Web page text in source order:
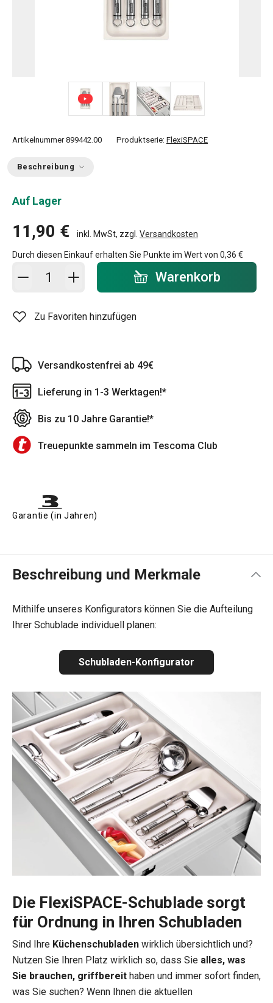
Artikelnummer 899442.00 Produktserie: FlexiSPACE
Beschreibung
Auf Lager
11,90 € inkl. MwSt, zzgl. Versandkosten
Durch diesen Einkauf erhalten Sie Punkte im Wert von 0,36 €
In den Warenkorb - Menge Warenkorb
Zu Favoriten hinzufügen
Versandkostenfrei ab 49€
Lieferung in 1-3 Werktagen!*
Bis zu 10 Jahre Garantie!*
Treuepunkte sammeln im Tescoma Club
Garantie (in Jahren)
Beschreibung und Merkmale
Mithilfe unseres Konfigurators können Sie die Aufteilung
Ihrer Schublade individuell planen:
Schubladen-Konfigurator
Die FlexiSPACE-Schublade sorgt
für Ordnung in Ihren Schubladen
Sind Ihre Küchenschubladen wirklich übersichtlich und?
Nutzen Sie Ihren Platz wirklich so, dass Sie alles, was
Sie brauchen, griffbereit haben und immer sofort finden,
was Sie suchen? Wenn Ihnen die aktuellen